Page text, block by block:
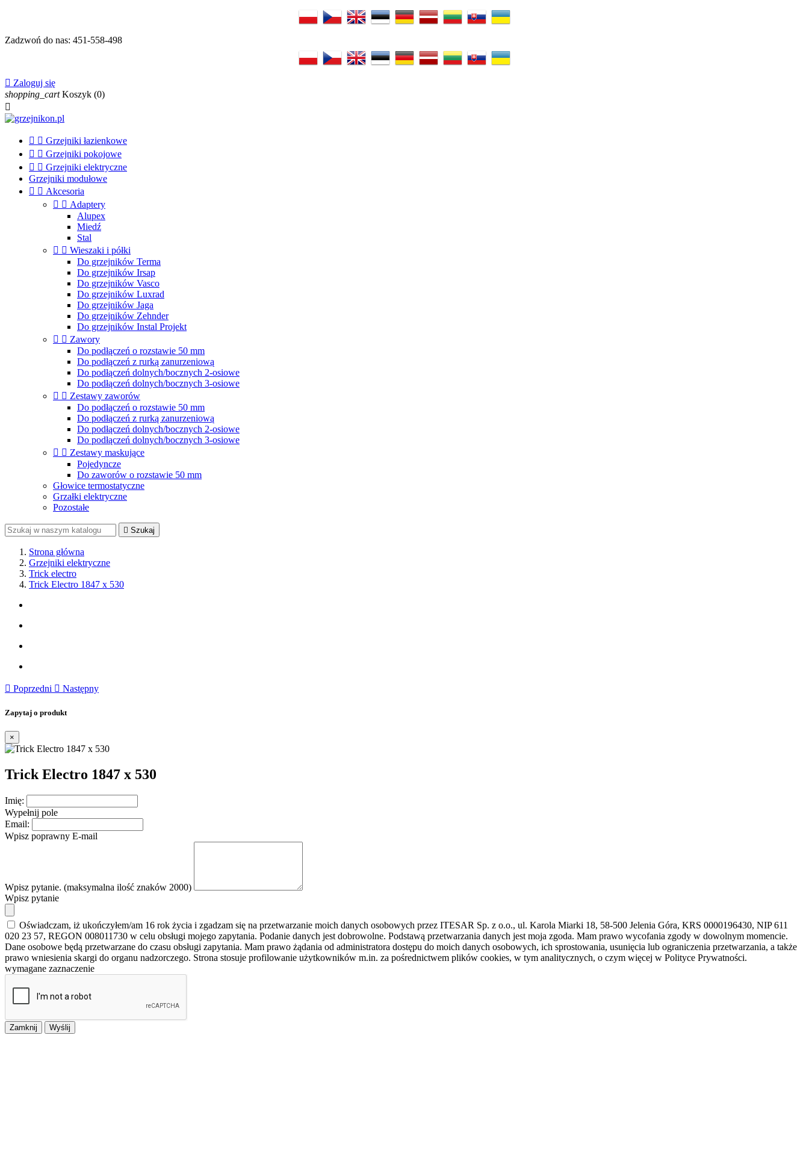
Zadzwoń do nas: 451-558-498
 Zaloguj się
shopping_cart Koszyk (0)

  Grzejniki łazienkowe
  Grzejniki pokojowe
  Grzejniki elektryczne
Grzejniki modułowe
  Akcesoria
  Adaptery
Alupex
Miedź
Stal
  Wieszaki i półki
Do grzejników Terma
Do grzejników Irsap
Do grzejników Vasco
Do grzejników Luxrad
Do grzejników Jaga
Do grzejników Zehnder
Do grzejników Instal Projekt
  Zawory
Do podłączeń o rozstawie 50 mm
Do podłączeń z rurką zanurzeniową
Do podłączeń dolnych/bocznych 2-osiowe
Do podłączeń dolnych/bocznych 3-osiowe
  Zestawy zaworów
Do podłączeń o rozstawie 50 mm
Do podłączeń z rurką zanurzeniową
Do podłączeń dolnych/bocznych 2-osiowe
Do podłączeń dolnych/bocznych 3-osiowe
  Zestawy maskujące
Pojedyncze
Do zaworów o rozstawie 50 mm
Głowice termostatyczne
Grzałki elektryczne
Pozostałe
 Szukaj
Strona główna
Grzejniki elektryczne
Trick electro
Trick Electro 1847 x 530
 Poprzedni  Następny
Zapytaj o produkt
×
Trick Electro 1847 x 530
Imię:
Wypełnij pole
Email:
Wpisz poprawny E-mail
Wpisz pytanie. (maksymalna ilość znaków 2000)
Wpisz pytanie
Oświadczam, iż ukończyłem/am 16 rok życia i zgadzam się na przetwarzanie moich danych osobowych przez ITESAR Sp. z o.o., ul. Karola Miarki 18, 58-500 Jelenia Góra, KRS 0000196430, NIP 611
020 23 57, REGON 008011730 w celu obsługi mojego zapytania. Podanie danych jest dobrowolne. Podstawą przetwarzania danych jest moja zgoda. Mam prawo wycofania zgody w dowolnym momencie.
Dane osobowe będą przetwarzane do czasu obsługi zapytania. Mam prawo żądania od administratora dostępu do moich danych osobowych, ich sprostowania, usunięcia lub ograniczenia przetwarzania, a także
prawo wniesienia skargi do organu nadzorczego. Strona stosuje profilowanie użytkowników m.in. za pośrednictwem plików cookies, w tym analitycznych, o czym więcej w Polityce Prywatności.
wymagane zaznaczenie
Zamknij Wyślij